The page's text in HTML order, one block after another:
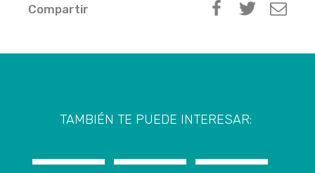
Compartir
TAMBIÉN TE PUEDE INTERESAR: